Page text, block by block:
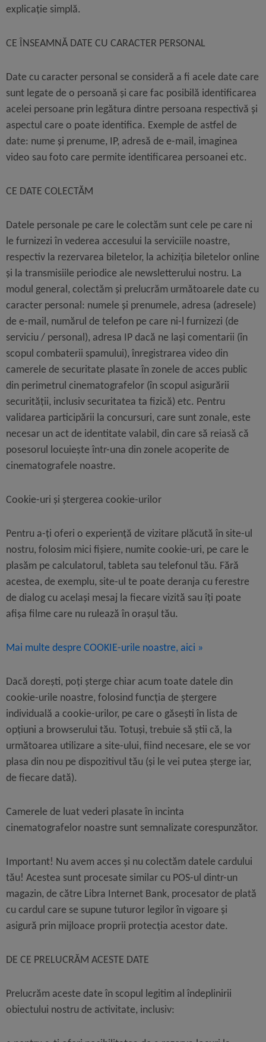
explicație simplă.
CE ÎNSEAMNĂ DATE CU CARACTER PERSONAL
Date cu caracter personal se consideră a fi acele date care
sunt legate de o persoană și care fac posibilă identificarea
acelei persoane prin legătura dintre persoana respectivă și
aspectul care o poate identifica. Exemple de astfel de
date: nume și prenume, IP, adresă de e-mail, imaginea
video sau foto care permite identificarea persoanei etc.
CE DATE COLECTĂM
Datele personale pe care le colectăm sunt cele pe care ni
le furnizezi în vederea accesului la serviciile noastre,
respectiv la rezervarea biletelor, la achiziția biletelor online
și la transmisiile periodice ale newsletterului nostru. La
modul general, colectăm și prelucrăm următoarele date cu
caracter personal: numele și prenumele, adresa (adresele)
de e-mail, numărul de telefon pe care ni-l furnizezi (de
serviciu / personal), adresa IP dacă ne lași comentarii (în
scopul combaterii spamului), înregistrarea video din
camerele de securitate plasate în zonele de acces public
din perimetrul cinematografelor (în scopul asigurării
securității, inclusiv securitatea ta fizică) etc. Pentru
validarea participării la concursuri, care sunt zonale, este
necesar un act de identitate valabil, din care să reiasă că
posesorul locuiește într-una din zonele acoperite de
cinematografele noastre.
Cookie-uri și ștergerea cookie-urilor
Pentru a-ți oferi o experiență de vizitare plăcută în site-ul
nostru, folosim mici fișiere, numite cookie-uri, pe care le
plasăm pe calculatorul, tableta sau telefonul tău. Fără
acestea, de exemplu, site-ul te poate deranja cu ferestre
de dialog cu același mesaj la fiecare vizită sau îți poate
afișa filme care nu rulează în orașul tău.
Mai multe despre COOKIE-urile noastre, aici »
Dacă dorești, poți șterge chiar acum toate datele din
cookie-urile noastre, folosind funcția de ștergere
individuală a cookie-urilor, pe care o găsești în lista de
opțiuni a browserului tău. Totuși, trebuie să știi că, la
următoarea utilizare a site-ului, fiind necesare, ele se vor
plasa din nou pe dispozitivul tău (și le vei putea șterge iar,
de fiecare dată).
Camerele de luat vederi plasate în incinta
cinematografelor noastre sunt semnalizate corespunzător.
Important! Nu avem acces și nu colectăm datele cardului
tău! Acestea sunt procesate similar cu POS-ul dintr-un
magazin, de către Libra Internet Bank, procesator de plată
cu cardul care se supune tuturor legilor în vigoare și
asigură prin mijloace proprii protecția acestor date.
DE CE PRELUCRĂM ACESTE DATE
Prelucrăm aceste date în scopul legitim al îndeplinirii
obiectului nostru de activitate, inclusiv: